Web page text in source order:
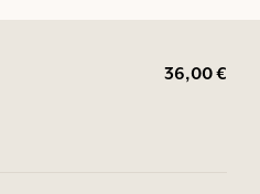
36,00 €